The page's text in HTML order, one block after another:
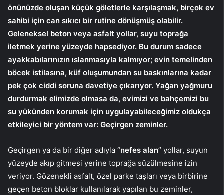
önünüzde oluşan küçük göletlerle karşılaşmak, birçok ev
sahibi için can sıkıcı bir rutine dönüşmüş olabilir.
Geleneksel beton veya asfalt yollar, suyu toprağa
iletmek yerine yüzeyde hapsediyor. Bu durum sadece
ayakkabılarınızın ıslanmasıyla kalmıyor; evin temelinden
böcek istilasına, küf oluşumundan su baskınlarına kadar
pek çok ciddi soruna davetiye çıkarıyor. Yağan yağmuru
durdurmak elimizde olmasa da, evimizi ve bahçemizi bu
su yükünden korumak için uygulayabileceğimiz oldukça
etkileyici bir yöntem var: Geçirgen zeminler.
Geçirgen ya da bir diğer adıyla “nefes alan” yollar, suyun
yüzeyde akıp gitmesi yerine toprağa süzülmesine izin
veriyor. Gözenekli asfalt, özel parke taşları veya birbirine
geçen beton bloklar kullanılarak yapılan bu zeminler,